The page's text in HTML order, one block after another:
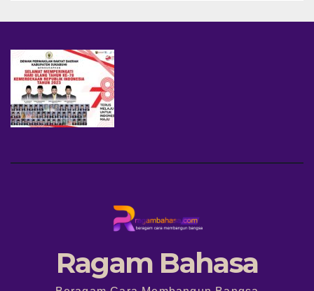
Ragam Bahasa